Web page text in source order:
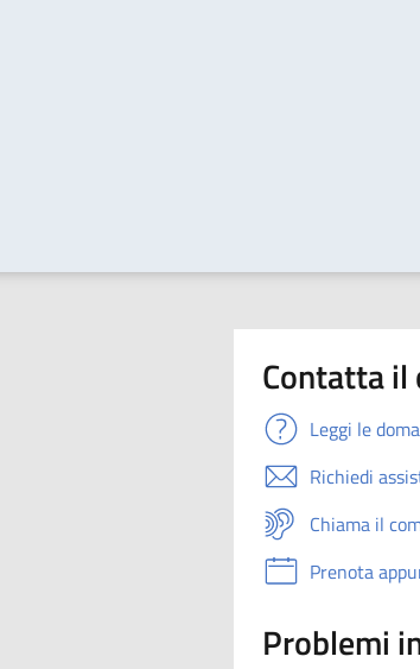
Contatta il
Leggi le
Richiedi
Chiama il
Prenota
Problemi